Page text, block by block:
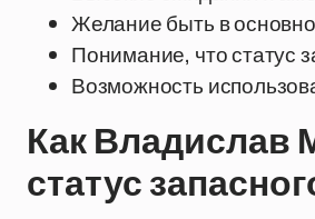
Желание быть в
Понимание, что статус
Возможность
Как Владислав
статус